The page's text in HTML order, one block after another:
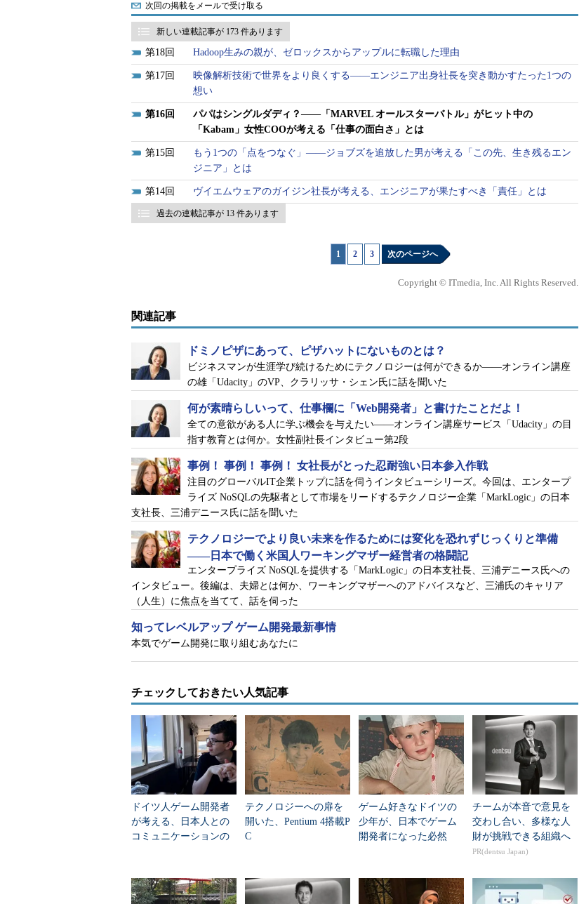
中尾容子 米Kabam Worldwide Studios COO
電通ヤング＆ルビカム、Ogilvy＆Matherを経て渡米。Activisionでブランドマネジャー、Namco Bandai Games
Americaでマーケティングディレクター、Electronic Artsでマーケティングディレクター。2011年10月より、
ロッパーです。今、1番人気があるタイトルは「MARVEL オールスターバトル」という
アメリカンコミック「マーベル」のヒーローたちが参戦するアクションゲーム。日本で
の認知度はまだ低いですが、北米やカナダではリリースしてから2年近くになる今もトッ
プテンに入っています。
北京、カナダのバンクーバー、そしてロサンゼルスとサンフランシスコの4カ所に開発
スタジオがあり、私は開発スタジオのCOOを務めています。
阿部川“Go”久広
阿部川4カ所ですか、それはすごいですね。
開発は米国の商品をベースにローカライズし
ていくスタンスですか？
中尾氏ええ、そうですね。今は大体英語を
含め12カ国語にローカライズしています。日
本語でのリリースは2013年が最初だったと思
阿部川オンラインゲームはiTunes Storeなど
ね。世界中どこからでもアクセスできて、ど
こにでも販売できると。
中尾氏 そうですね。言語は12カ国語に限ら
れていますが。
阿部川
なるほど。お仕事の内容をもう少し
伺えますか？
中尾氏ゲーム開発に直接関わること、例えばゲームの音楽制作、多言語へのローカラ
イズ、Q＆A、市場調査やライセンス契約、ある市場でのビジネスを伸ばしていくための
こともあって、何でも屋的なところがありますね。
次回の掲載をメールで受け取る
新しい連載記事が 173 件あります
18 Hadoop生みの親が、ゼロックスからアップルに転職した理由
17
映像解析技術で世界をより良くする――エンジニア出身社長を突き動かすたった1つの
想い
16
パパはシングルダディ？――「MARVEL オールスターバトル」がヒット中の
「Kabam」女性COOが考える「仕事の面白さ」とは
15
もう1つの「点をつなぐ」――ジョブズを追放した男が考える「この先、生き残るエン
ジニア」とは
14 ヴイエムウェアのガイジン社長が考える、エンジニアが果たすべき「責任」とは
過去の連載記事が 13 件あります
1 2 3 次のページへ
Copyright © ITmedia, Inc. All Rights Reserved.
関連記事
ドミノピザにあって、ピザハットにないものとは？
ビジネスマンが生涯学び続けるためにテクノロジーは何ができるか――オンライン講座
の雄「Udacity」のVP、クラリッサ・シェン氏に話を聞いた
何が素晴らしいって、仕事欄に「Web開発者」と書けたことだよ！
全ての意欲がある人に学ぶ機会を与えたい――オンライン講座サービス「Udacity」の目
指す教育とは何か。女性副社長インタビュー第2段
事例！ 事例！ 事例！ 女社長がとった忍耐強い日本参入作戦
注目のグローバルIT企業トップに話を伺うインタビューシリーズ。今回は、エンタープ
ライズ NoSQLの先駆者として市場をリードするテクノロジー企業「MarkLogic」の日本
支社長、三浦デニース氏に話を聞いた
テクノロジーでより良い未来を作るためには変化を恐れずじっくりと準備
――日本で働く米国人ワーキングマザー経営者の格闘記
エンタープライズ NoSQLを提供する「MarkLogic」の日本支社長、三浦デニース氏への
インタビュー。後編は、夫婦とは何か、ワーキングマザーへのアドバイスなど、三浦氏のキャリア
（人生）に焦点を当てて、話を伺った
知ってレベルアップ ゲーム開発最新事情
本気でゲーム開発に取り組むあなたに
チェックしておきたい人気記事
ドイツ人ゲーム開発者
が考える、日本人との
コミュニケーションの
テクノロジーへの扉を
開いた、Pentium 4搭載P
C
ゲーム好きなドイツの
少年が、日本でゲーム
開発者になった必然
チームが本音で意見を
交わし合い、多様な人
財が挑戦できる組織へ
PR(dentsu Japan)